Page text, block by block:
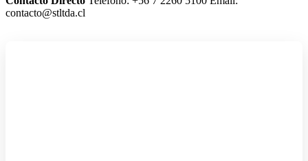
contacto@stltda.cl